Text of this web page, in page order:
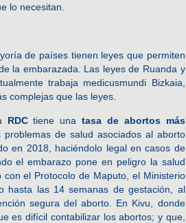
lo necesitan.
de países tienen leyes que permiten
la embarazada. Las leyes de Ruanda y
trabaja medicusmundi Bizkaia,
complejas que las leyes.
RDCtiene una tasa de abortos más
problemas de salud asociados al aborto
en 2018, haciéndolo legal en casos de
el embarazo pone en peligro la salud
el Protocolo de Maputo, el Ministerio
hasta las 14 semanas de gestación, al
segura del aborto. En Kivu, donde
es difícil contabilizar los abortos; y que,